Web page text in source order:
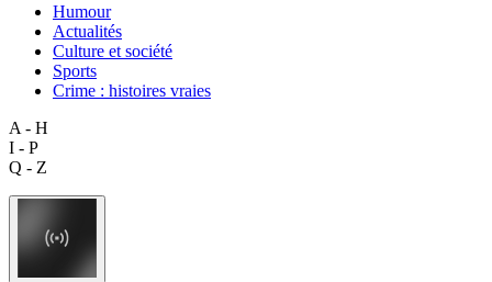
Humour
Actualités
Culture et société
Sports
Crime : histoires vraies
A - H
I - P
Q - Z